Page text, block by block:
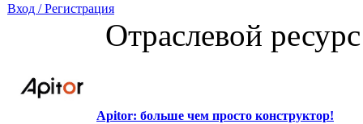
Вход / Регистрация
Отраслевой
Apitor: больше чем просто конструктор!